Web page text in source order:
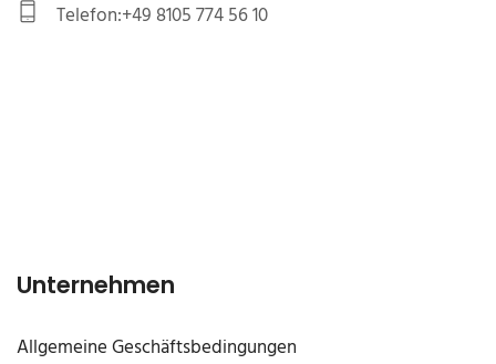
Telefon:+49 8105 774 56 10
Unternehmen
Allgemeine Geschäftsbedingungen